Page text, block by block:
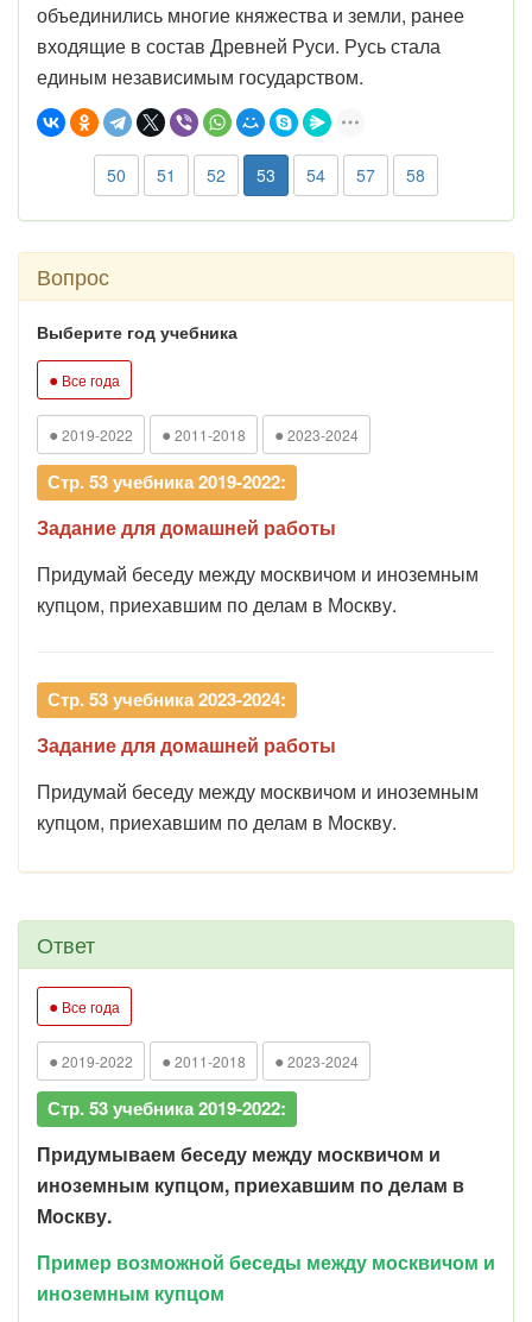
объединились многие княжества и земли, ранее
входящие в состав Древней Руси. Русь стала
единым независимым государством.
50 51 52 53 54 57 58
Вопрос
Выберите год учебника
● Все года
● 2019-2022 ● 2011-2018 ● 2023-2024
Стр. 53 учебника 2019-2022:
Задание для домашней работы
Придумай беседу между москвичом и иноземным
купцом, приехавшим по делам в Москву.
Стр. 53 учебника 2023-2024:
Задание для домашней работы
Придумай беседу между москвичом и иноземным
купцом, приехавшим по делам в Москву.
Ответ
● Все года
● 2019-2022 ● 2011-2018 ● 2023-2024
Стр. 53 учебника 2019-2022:
Придумываем беседу между москвичом и
иноземным купцом, приехавшим по делам в
Москву.
Пример возможной беседы между москвичом и
иноземным купцом